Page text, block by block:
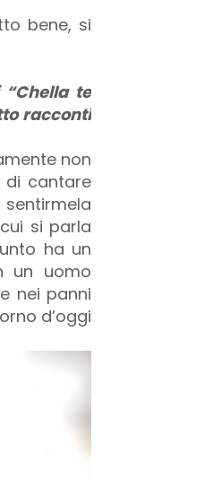
bene, si
te
racconti
non
cantare
si parla
ha un
un uomo
nei panni
d’oggi